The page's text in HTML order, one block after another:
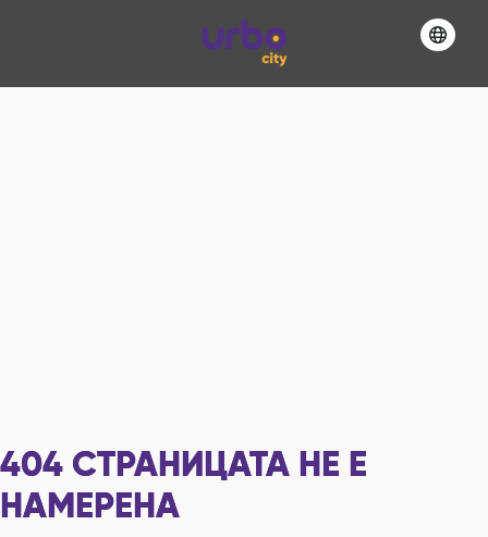
404 СТРАНИЦАТА НЕ Е
НАМЕРЕНА